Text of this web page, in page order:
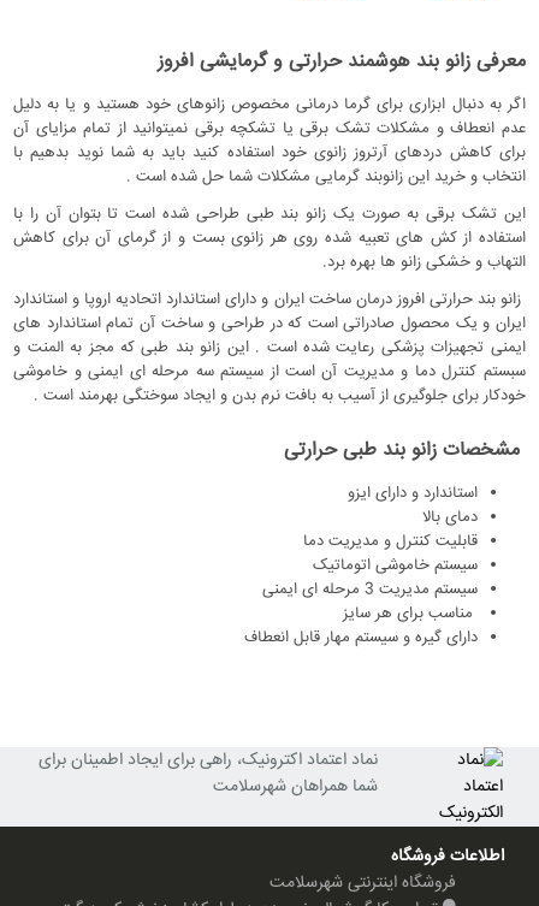
معرفی زانو بند هوشمند حرارتی و گرمایشی افروز
اگر به دنبال ابزاری برای گرما درمانی مخصوص زانوهای خود هستید و یا به دلیل
عدم انعطاف و مشکلات تشک برقی یا تشکچه برقی نمیتوانید از تمام مزایای آن
برای کاهش دردهای آرتروز زانوی خود استفاده کنید باید به شما نوید بدهیم با
انتخاب و خرید این زانوبند گرمایی مشکلات شما حل شده است .
این تشک برقی به صورت یک زانو بند طبی طراحی شده است تا بتوان آن را با
استفاده از کش های تعبیه شده روی هر زانوی بست و از گرمای آن برای کاهش
التهاب و خشکی زانو ها بهره برد.
زانو بند حرارتی افروز درمان ساخت ایران و دارای استاندارد اتحادیه اروپا و استاندارد
ایران و یک محصول صادراتی است که در طراحی و ساخت آن تمام استاندارد های
ایمنی تجهیزات پزشکی رعایت شده است . این زانو بند طبی که مجز به المنت و
سبستم کنترل دما و مدیریت آن است از سیستم سه مرحله ای ایمنی و خاموشی
خودکار برای جلوگیری از آسیب به بافت نرم بدن و ایجاد سوختگی بهرمند است .
مشخصات زانو بند طبی حرارتی
استاندارد و دارای ایزو
دمای بالا
قابلیت کنترل و مدیریت دما
سیستم خاموشی اتوماتیک
سیستم مدیریت 3 مرحله ای ایمنی
مناسب برای هر سایز
دارای گیره و سیستم مهار قابل انعطاف
نماد اعتماد اکترونیک، راهی برای ایجاد اطمینان برای
شما همراهان شهرسلامت
اطلاعات فروشگاه
فروشگاه اینترنتی شهرسلامت